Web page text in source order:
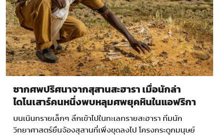
ซากศพปริศนาจากสุสานสะฮารา เมื่อนักล่า
ไดโนเสาร์คนหนึ่งพบหลุมศพยุคหินในแอฟริกา
บนเนินทรายเล็กๆ ลึกเข้าไปในทะเลทรายสะฮารา ทีมนัก
วิทยาศาสตร์ยืนจ้องสุสานที่เพิ่งขุดลงไป โครงกระดูกมนุษย์